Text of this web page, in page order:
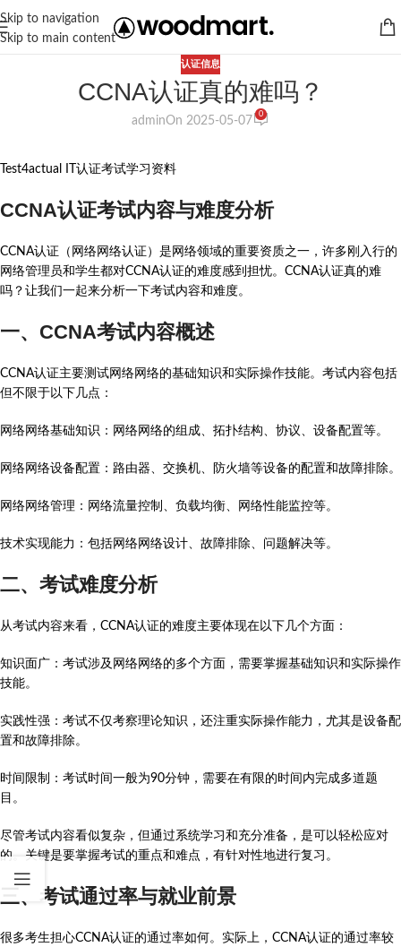
Skip to navigation
Skip to main content
认证信息
CCNA认证真的难吗？
adminOn 2025-05-07
0
Test4actual IT认证考试学习资料
CCNA认证考试内容与难度分析
CCNA认证（网络网络认证）是网络领域的重要资质之一，许多刚入行的
网络管理员和学生都对CCNA认证的难度感到担忧。CCNA认证真的难
吗？让我们一起来分析一下考试内容和难度。
一、CCNA考试内容概述
CCNA认证主要测试网络网络的基础知识和实际操作技能。考试内容包括
但不限于以下几点：
网络网络基础知识：网络网络的组成、拓扑结构、协议、设备配置等。
网络网络设备配置：路由器、交换机、防火墙等设备的配置和故障排除。
网络网络管理：网络流量控制、负载均衡、网络性能监控等。
技术实现能力：包括网络网络设计、故障排除、问题解决等。
二、考试难度分析
从考试内容来看，CCNA认证的难度主要体现在以下几个方面：
知识面广：考试涉及网络网络的多个方面，需要掌握基础知识和实际操作
技能。
实践性强：考试不仅考察理论知识，还注重实际操作能力，尤其是设备配
置和故障排除。
时间限制：考试时间一般为90分钟，需要在有限的时间内完成多道题
目。
尽管考试内容看似复杂，但通过系统学习和充分准备，是可以轻松应对
的。关键是要掌握考试的重点和难点，有针对性地进行复习。
三、考试通过率与就业前景
很多考生担心CCNA认证的通过率如何。实际上，CCNA认证的通过率较